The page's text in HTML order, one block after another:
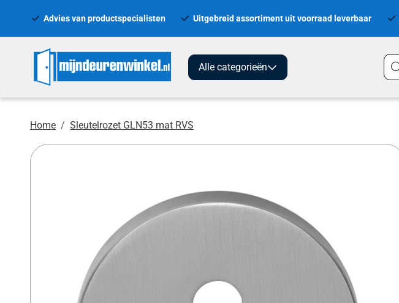
Advies van productspecialisten Uitgebreid assortiment uit voorraad leverbaar
Alle categorieën
Home Sleutelrozet GLN53 mat RVS